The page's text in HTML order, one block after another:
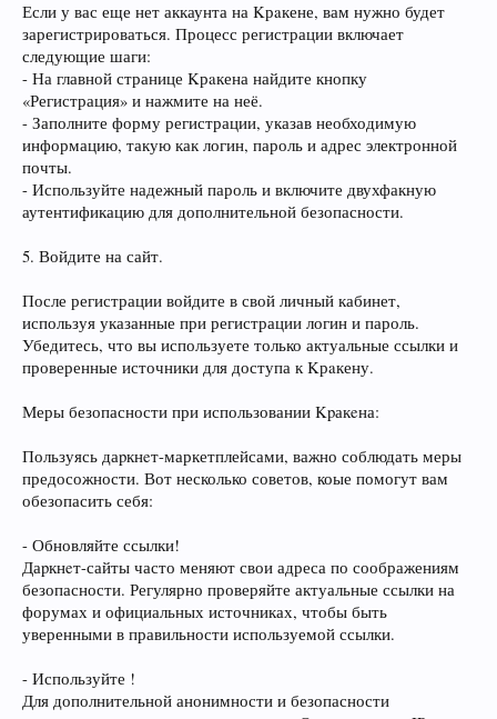
Если у вас еще нет аккаунта на Kрaкене, вам нужно будет
зарегистрироваться. Процесс регистрации включает
следующие шаги:
- На главной странице Kрaкена найдите кнопку
«Регистрация» и нажмите на неё.
- Заполните форму регистрации, указав необходимую
информацию, такую как логин, пароль и адрес электронной
почты.
- Используйте надежный пароль и включите двухфакную
аутентификацию для дополнительной безопасности.
5. Войдите на сайт.
После регистрации войдите в свой личный кабинет,
используя указанные при регистрации логин и пароль.
Убедитесь, что вы используете только актуальные ссылки и
проверенные источники для доступа к Kрaкену.
Меры безопасности при использовании Kpакeна:
Пользуясь даpкнeт-маркетплейсами, важно соблюдать меры
предосожности. Вот несколько советов, коые помогут вам
обезопасить себя:
- Обновляйте ссылки!
Даpкнeт-сайты часто меняют свои адреса по соображениям
безопасности. Регулярно проверяйте актуальные ссылки на
форумах и официальных источниках, чтобы быть
уверенными в правильности используемой ссылки.
- Используйте !
Для дополнительной анонимности и безопасности